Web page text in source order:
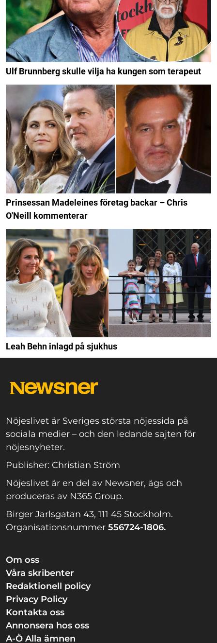
Ulf Brunnberg skulle vilja ha kungen som terapeut
Prinsessan Madeleines företag backar – Chris
O'Neill kommenterar
Leah Behn inlagd på sjukhus
Nöjeslivet är Sveriges största nöjessida på
sociala medier – och den ledande sajten för
nöjesnyheter.
Publisher: Christian Ström
Nöjeslivet är en del av Newsner, ägs och
produceras av N365 Group.
Birger Jarlsgatan 43, 111 45 Stockholm.
Organisationsnummer 556724-1806.
Om oss
Våra skribenter
Redaktionell policy
Privacy Policy
Kontakta oss
Annonsera hos oss
A-Ö Alla ämnen